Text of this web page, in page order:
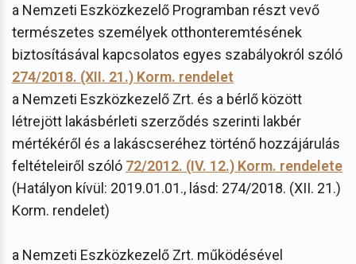
a Nemzeti Eszközkezelő Programban részt vevő
természetes személyek otthonteremtésének
biztosításával kapcsolatos egyes szabályokról szóló
274/2018. (XII. 21.) Korm. rendelet
a Nemzeti Eszközkezelő Zrt. és a bérlő között
létrejött lakásbérleti szerződés szerinti lakbér
mértékéről és a lakáscseréhez történő hozzájárulás
feltételeiről szóló 72/2012. (IV. 12.) Korm. rendelete
(Hatályon kívül: 2019.01.01., lásd: 274/2018. (XII. 21.)
Korm. rendelet)
a Nemzeti Eszközkezelő Zrt. működésével